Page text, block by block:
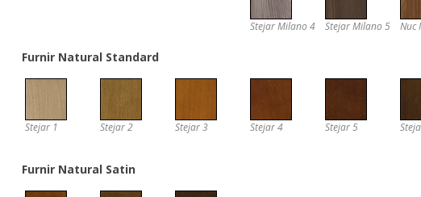
Stejar Milano 4 Stejar Milano 5 Nuc
Furnir Natural Standard
Stejar 1 Stejar 2 Stejar 3 Stejar 4 Stejar 5
Furnir Natural Satin